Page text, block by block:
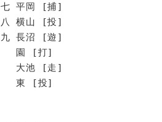
七 平岡 [捕]
八 横山 [投]
九 長沼 [遊]
園 [打]
大池 [走]
東 [投]